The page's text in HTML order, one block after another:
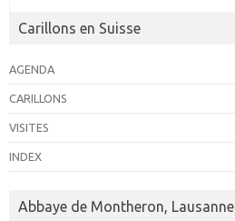
Carillons en Suisse
AGENDA
CARILLONS
VISITES
INDEX
Abbaye de Montheron, Lausanne